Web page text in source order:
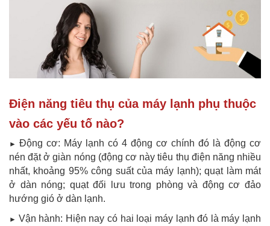
Điện năng tiêu thụ của máy lạnh phụ thuộc
vào các yếu tố nào?
► Động cơ: Máy lạnh có 4 động cơ chính đó là động cơ
nén đặt ở giàn nóng (động cơ này tiêu thụ điện năng nhiều
nhất, khoảng 95% công suất của máy lạnh); quạt làm mát
ở dàn nóng; quạt đối lưu trong phòng và động cơ đảo
hướng gió ở dàn lạnh.
► Vận hành: Hiện nay có hai loại máy lạnh đó là máy lạnh